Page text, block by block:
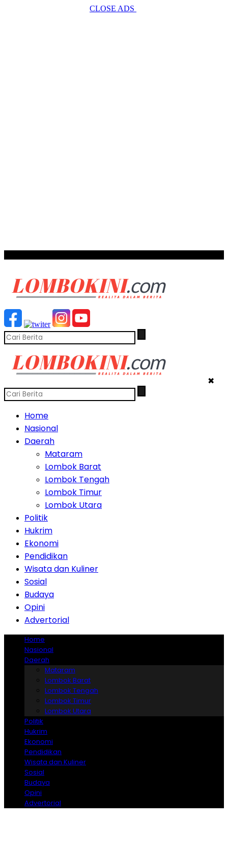
CLOSE ADS
✖
Home
Nasional
Daerah
Mataram
Lombok Barat
Lombok Tengah
Lombok Timur
Lombok Utara
Politik
Hukrim
Ekonomi
Pendidikan
Wisata dan Kuliner
Sosial
Budaya
Opini
Advertorial
Home
Nasional
Daerah
Mataram
Lombok Barat
Lombok Tengah
Lombok Timur
Lombok Utara
Politik
Hukrim
Ekonomi
Pendidikan
Wisata dan Kuliner
Sosial
Budaya
Opini
Advertorial